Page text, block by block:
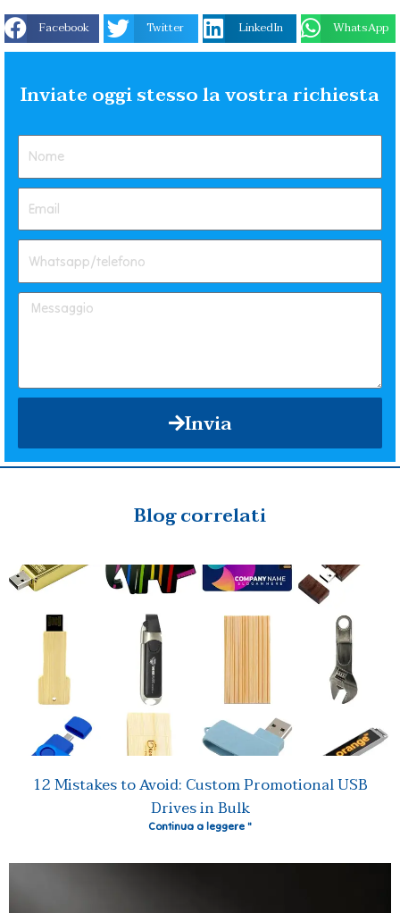
Facebook Twitter LinkedIn WhatsApp
Inviate oggi stesso la vostra richiesta
Invia
Blog correlati
12 Mistakes to Avoid: Custom Promotional USB
Drives in Bulk
Continua a leggere "